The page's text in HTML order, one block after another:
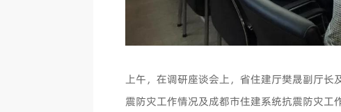
上午，在调研座谈会上，省住建厅樊晟副厅
震防灾工作情况及成都市住建系统抗震防灾